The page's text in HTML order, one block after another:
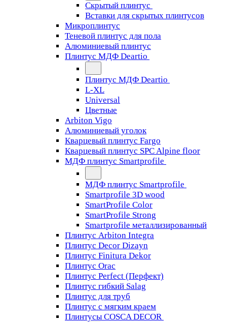
Скрытый плинтус
Вставки для скрытых плинтусов
Микроплинтус
Теневой плинтус для пола
Алюминиевый плинтус
Плинтус МДФ Deartio
Плинтус МДФ Deartio
L-XL
Universal
Цветные
Arbiton Vigo
Алюминиевый уголок
Кварцевый плинтус Fargo
Кварцевый плинтус SPC Alpine floor
МДФ плинтус Smartprofile
МДФ плинтус Smartprofile
Smartprofile 3D wood
SmartProfile Color
SmartProfile Strong
Smartprofile металлизированный
Плинтус Arbiton Integra
Плинтус Decor Dizayn
Плинтус Finitura Dekor
Плинтус Orac
Плинтус Perfect (Перфект)
Плинтус гибкий Salag
Плинтус для труб
Плинтус с мягким краем
Плинтусы COSCA DECOR